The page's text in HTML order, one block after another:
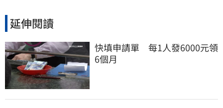
延伸閱讀
快填申請單　每1人發6000元領
6個月